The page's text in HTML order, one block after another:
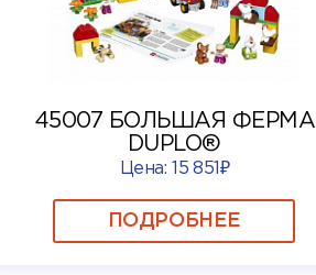
45007 БОЛЬШАЯ ФЕРМА
DUPLO®
Цена:15 851₽
ПОДРОБНЕЕ